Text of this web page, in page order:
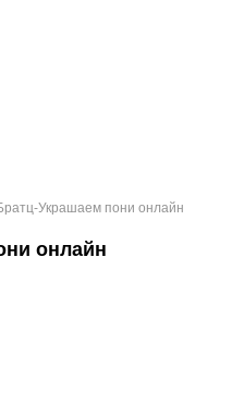
Украшаем пони онлайн
онлайн